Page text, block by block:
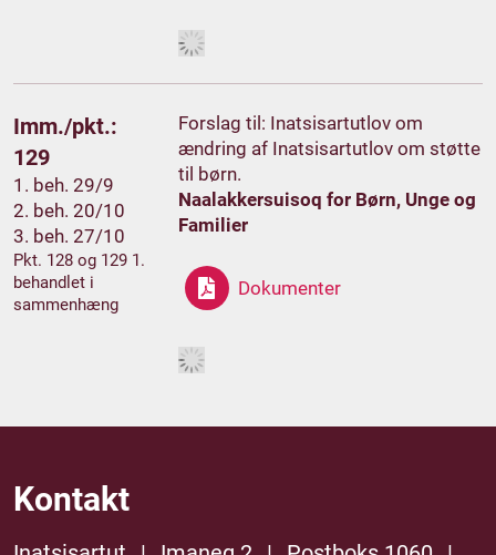
Imm./pkt.:
129
1. beh. 29/9
2. beh. 20/10
3. beh. 27/10
Pkt. 128 og 129 1.
behandlet i
sammenhæng
Forslag til: Inatsisartutlov om
ændring af Inatsisartutlov om støtte
til børn.
Naalakkersuisoq for Børn, Unge og
Familier
Dokumenter
Kontakt